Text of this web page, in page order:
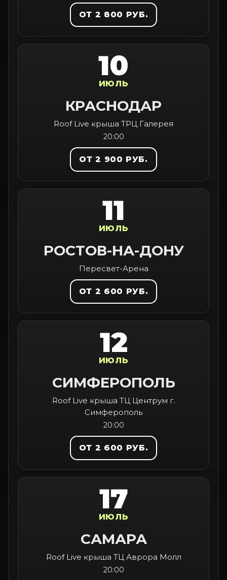
ОТ 2 800 РУБ.
10
ИЮЛЬ
КРАСНОДАР
Roof Live крыша ТРЦ Галерея
20:00
ОТ 2 900 РУБ.
11
ИЮЛЬ
РОСТОВ-НА-ДОНУ
Пересвет-Арена
ОТ 2 600 РУБ.
12
ИЮЛЬ
СИМФЕРОПОЛЬ
Roof Live крыша ТЦ Центрум г.
Симферополь
20:00
ОТ 2 600 РУБ.
17
ИЮЛЬ
САМАРА
Roof Live крыша ТЦ Аврора Молл
20:00